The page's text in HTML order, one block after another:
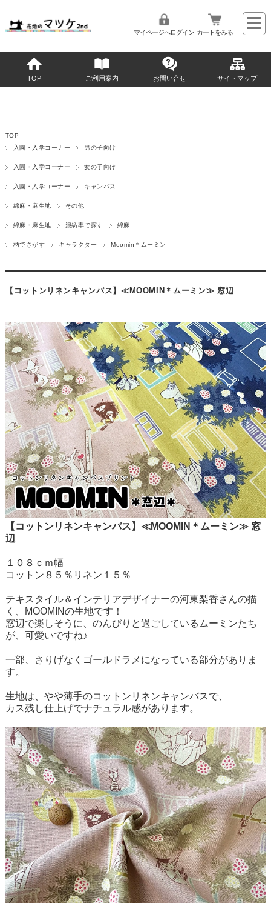
マイページへログイン カートをみる
TOP ご利用案内 お問い合せ サイトマップ
TOP
入園・入学コーナー
男の子向け
入園・入学コーナー 女の子向け
入園・入学コーナー キャンバス
綿麻・麻生地 その他
綿麻・麻生地 混紡率で探す 綿麻
柄でさがす キャラクター Moomin＊ムーミン
【コットンリネンキャンバス】≪MOOMIN＊ムーミン≫ 窓辺
【コットンリネンキャンバス】≪MOOMIN＊ムーミン≫ 窓
辺
１０８ｃｍ幅
コットン８５％リネン１５％
テキスタイル＆インテリアデザイナーの河東梨香さんの描
く、MOOMINの生地です！
窓辺で楽しそうに、のんびりと過ごしているムーミンたち
が、可愛いですね♪
一部、さりげなくゴールドラメになっている部分がありま
す。
生地は、やや薄手のコットンリネンキャンバスで、
カス残し仕上げでナチュラル感があります。